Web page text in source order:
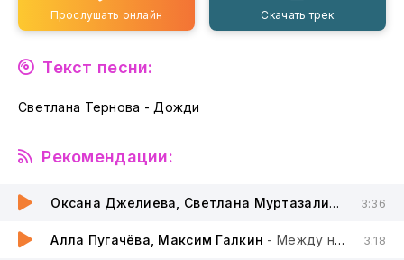
Прослушать онлайн Скачать трек
Текст песни:
Светлана Тернова - Дожди
Рекомендации:
Оксана Джелиева, Светлана Муртазалиева -
3:36
Алла Пугачёва, Максим Галкин - Между нами непогода, грозы и дожди 3:18